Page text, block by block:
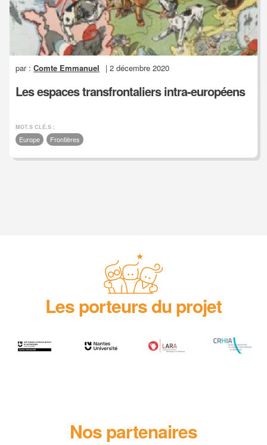
par :Comte Emmanuel | 2 décembre 2020
Les espaces transfrontaliers intra-européens
MOT.S CLÉ.S :
Europe Frontières
Les porteurs du projet
Nos partenaires